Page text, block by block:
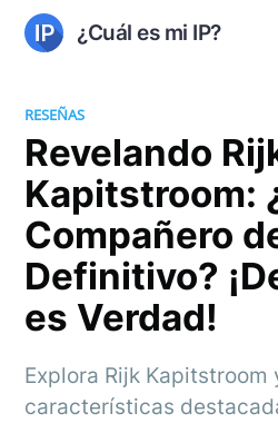
¿Cuál es mi IP?
RESEÑAS
Revelando
Kapitstroom:
Compañero
Definitivo?
es Verdad!
Explora Rijk Kapitstroom
características